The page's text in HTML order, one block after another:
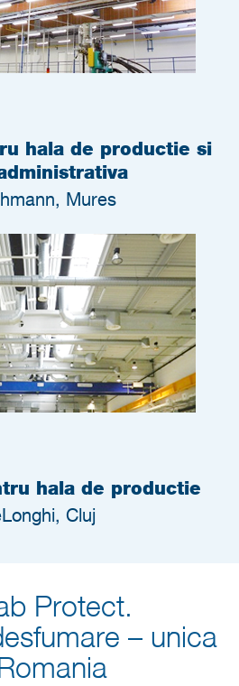
hala de productie si
Mures
hala de productie
Cluj
Protect.
– unica